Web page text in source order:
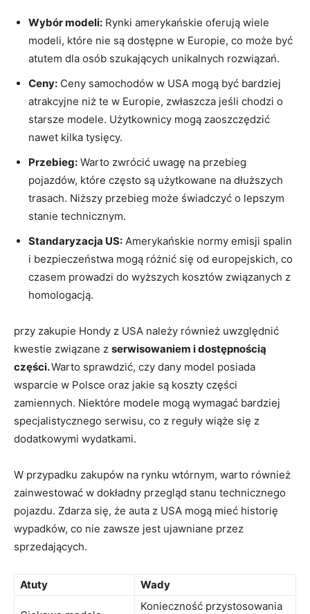
Wybór modeli: Rynki amerykańskie oferują wiele
modeli, które nie są dostępne w Europie, co może być
atutem dla osób szukających unikalnych rozwiązań.
Ceny: Ceny samochodów w USA mogą być bardziej
atrakcyjne niż te w Europie, zwłaszcza jeśli chodzi o
starsze modele. Użytkownicy mogą zaoszczędzić
nawet kilka tysięcy.
Przebieg: Warto zwrócić uwagę na przebieg
pojazdów, które często są użytkowane na dłuższych
trasach. Niższy przebieg może świadczyć o lepszym
stanie technicznym.
Standaryzacja US: Amerykańskie normy emisji spalin
i bezpieczeństwa mogą różnić się od europejskich, co
czasem prowadzi do wyższych kosztów związanych z
homologacją.
przy zakupie Hondy z USA należy również uwzględnić
kwestie związane z serwisowaniem i dostępnością
części.Warto sprawdzić, czy dany model posiada
wsparcie w Polsce oraz jakie są koszty części
zamiennych. Niektóre modele mogą wymagać bardziej
specjalistycznego serwisu, co z reguły wiąże się z
dodatkowymi wydatkami.
W przypadku zakupów na rynku wtórnym, warto również
zainwestować w dokładny przegląd stanu technicznego
pojazdu. Zdarza się, że auta z USA mogą mieć historię
wypadków, co nie zawsze jest ujawniane przez
sprzedających.
Atuty Wady
Konieczność przystosowania